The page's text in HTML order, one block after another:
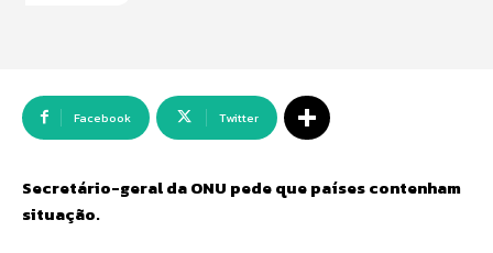
Facebook Twitter
Secretário-geral da ONU pede que países contenham
situação.